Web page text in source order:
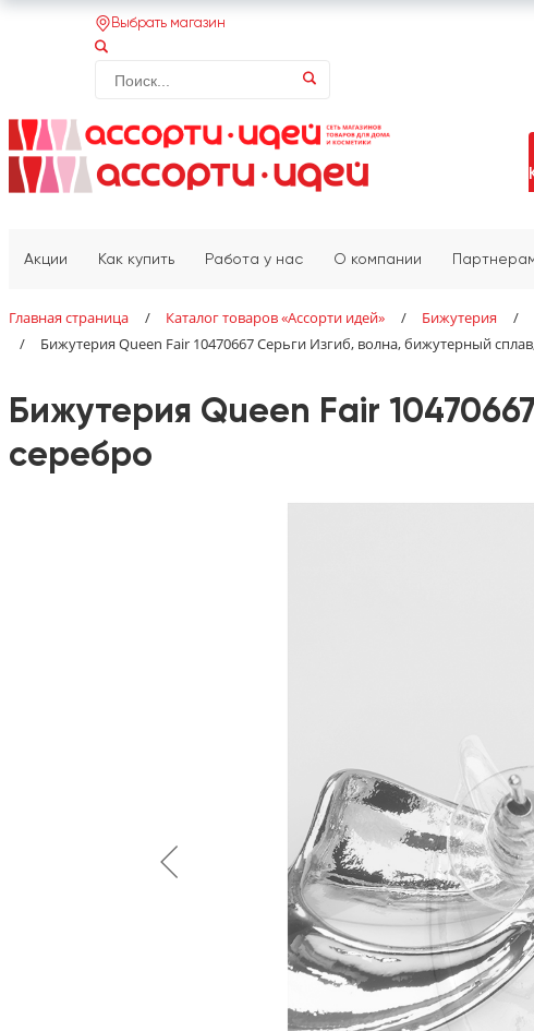
Выбрать магазин
Акции Как купить Работа у нас О компании
Главная страница / Каталог товаров «‎Ассорти идей»‎ / Бижутерия /
/
Бижутерия Queen Fair 10470667 Серьги Изгиб, волна, бижутерный
Бижутерия Queen Fair
серебро